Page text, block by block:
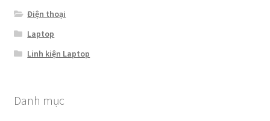
Điện thoại
Laptop
Linh kiện Laptop
Danh mục